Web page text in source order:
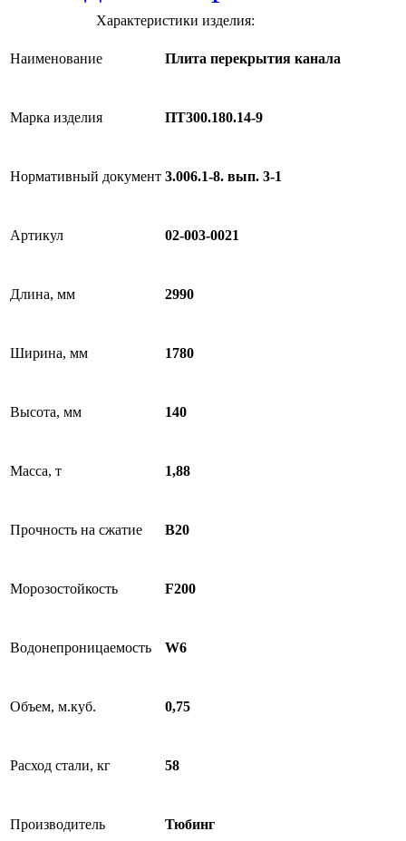
Характеристики изделия:
Наименование Плита перекрытия канала
Марка изделия ПТ300.180.14-9
Нормативный документ 3.006.1-8. вып. 3-1
Артикул 02-003-0021
Длина, мм 2990
Ширина, мм 1780
Высота, мм 140
Масса, т 1,88
Прочность на сжатие B20
Морозостойкость F200
Водонепроницаемость W6
Объем, м.куб. 0,75
Расход стали, кг 58
Производитель Тюбинг